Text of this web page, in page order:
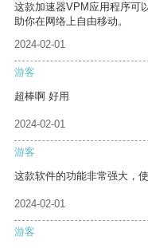
这款加速器VPM应用程序可
助你在网络上自由移动。
2024-02-01
游客
超棒啊 好用
2024-02-01
游客
这款软件的功能非常强大，
2024-02-01
游客